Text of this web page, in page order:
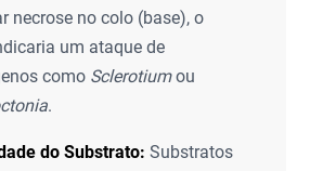
necrose no colo (base), o
um ataque de
como Sclerotiumou
.
do Substrato: Substratos